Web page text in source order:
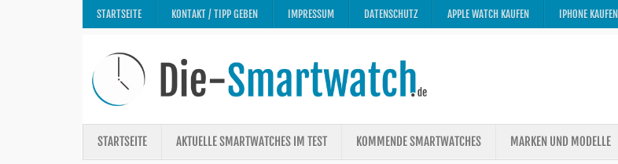
STARTSEITE KONTAKT / TIPP GEBEN IMPRESSUM DATENSCHUTZ APPLE WATCH KAUFEN IPHONE KAUFEN
STARTSEITE AKTUELLE SMARTWATCHES IM TEST KOMMENDE SMARTWATCHES MARKEN UND MODELLE